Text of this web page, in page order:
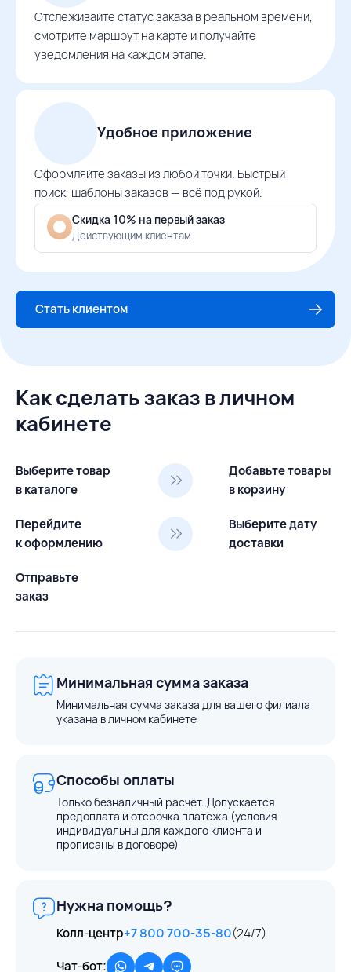
Отслеживайте статус заказа в реальном времени,
смотрите маршрут на карте и получайте
уведомления на каждом этапе.
Удобное приложение
Оформляйте заказы из любой точки. Быстрый
поиск, шаблоны заказов — всё под рукой.
Скидка 10% на первый заказ
Действующим клиентам
Стать клиентом
Как сделать заказ в личном
кабинете
Выберите товар
в каталоге
Добавьте товары
в корзину
Перейдите
к оформлению
Выберите дату
доставки
Отправьте
заказ
Минимальная сумма заказа
Минимальная сумма заказа для вашего филиала
указана в личном кабинете
Способы оплаты
Только безналичный расчёт. Допускается
предоплата и отсрочка платежа (условия
индивидуальны для каждого клиента и
прописаны в договоре)
Нужна помощь?
Колл-центр+7 800 700-35-80(24/7)
Чат-бот: